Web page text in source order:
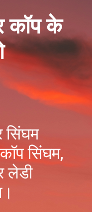
सिंघम
सिंघम,
लेडी
कॉप के